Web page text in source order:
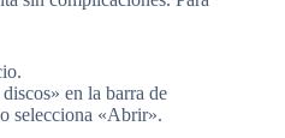
en la barra de
selecciona «Abrir».